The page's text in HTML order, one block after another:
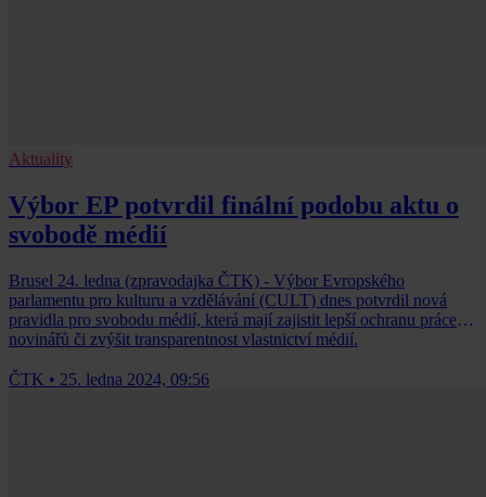
Aktuality
Výbor EP potvrdil finální podobu aktu o
svobodě médií
Brusel 24. ledna (zpravodajka ČTK) - Výbor Evropského
parlamentu pro kulturu a vzdělávání (CULT) dnes potvrdil nová
pravidla pro svobodu médií, která mají zajistit lepší ochranu práce
novinářů či zvýšit transparentnost vlastnictví médií.
ČTK • 25. ledna 2024, 09:56